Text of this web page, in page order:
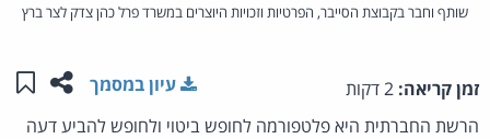
שותף וחבר בקבוצת הסייבר, הפרטיות וזכויות היוצרים במשרד פרל כהן צדק לצר ברץ
זמן קריאה: שתפו
עיון במסמך
הרשת החברתית היא פלטפורמה לחופש ביטוי ולחופש להביע דעה